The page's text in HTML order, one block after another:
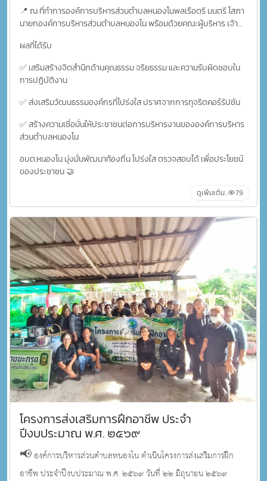
📍 ณ ที่ทำการองค์การบริหารส่วนตำบลหนองโนพลเรือตรี มนตรี โสภา
นายกองค์การบริหารส่วนตำบลหนองโน พร้อมด้วยคณะผู้บริหาร เจ้า
ป้องกันและต่อต้านการทุจริตคอร์รัปชัน ประจำปี พ.ศ. 2569 เพื่อแสดง
เจตจำนงในการขับเคลื่อนองค์การบริหารส่วนตำบลหนองโน ให้เป็น
องค์กรปกครองส่วนท้องถิ่นต้นแบบด้านการป้องกันการทุจริต โดยยึด
หลักคุณธรรม จริยธรรม ความโปร่งใส ตรวจสอบได้ และให้ประชาชนมี
ส่วนร่วมในการตรวจสอบและพัฒนาท้องถิ่น
ผลที่ได้รับ
✅ เสริมสร้างจิตสำนึกด้านคุณธรรม จริยธรรม และความรับผิดชอบใน
การปฏิบัติงาน
✅ ส่งเสริมวัฒนธรรมองค์กรที่โปร่งใส ปราศจากการทุจริตคอร์รัปชัน
✅ สร้างความเชื่อมั่นให้ประชาชนต่อการบริหารงานขององค์การบริหาร
ส่วนตำบลหนองโน
อบต.หนองโน มุ่งมั่นพัฒนาท้องถิ่น โปร่งใส ตรวจสอบได้ เพื่อประโยชน์
ของประชาชน 🤝
ดูเพิ่มเติม... 79
โครงการส่งเสริมการฝึกอาชีพ ประจำ
ปีงบประมาณ พ.ศ. ๒๕๖๙
📢 องค์การบริหารส่วนตำบลหนองโน ดำเนินโครงการส่งเสริมการฝึก
อาชีพ ประจำปีงบประมาณ พ.ศ. ๒๕๖๙วันที่ ๒๒ มิถุนายน ๒๕๖๙